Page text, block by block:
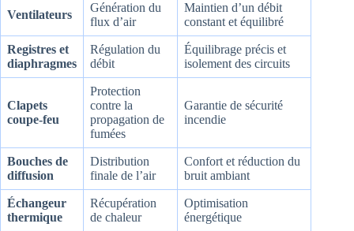
Ventilateurs
Génération du
flux d’air
Maintien d’un débit
constant et équilibré
Registres et
diaphragmes
Régulation du
débit
Équilibrage précis et
isolement des circuits
Clapets
coupe-feu
Protection
contre la
propagation de
fumées
Garantie de sécurité
incendie
Bouches de
diffusion
Distribution
finale de l’air
Confort et réduction du
bruit ambiant
Échangeur
thermique
Récupération
de chaleur
Optimisation
énergétique